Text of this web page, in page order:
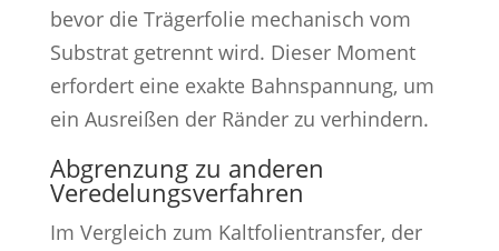
bevor die Trägerfolie mechanisch vom
Substrat getrennt wird. Dieser Moment
erfordert eine exakte Bahnspannung, um
ein Ausreißen der Ränder zu verhindern.
Abgrenzung zu anderen
Veredelungsverfahren
Im Vergleich zum Kaltfolientransfer, der